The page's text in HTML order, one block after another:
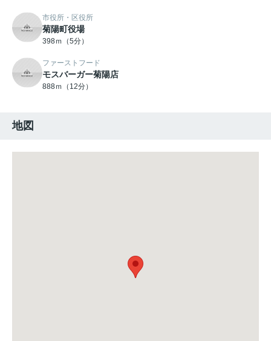
市役所・区役所
菊陽町役場
398ｍ（5分）
ファーストフード
モスバーガー菊陽店
888ｍ（12分）
地図